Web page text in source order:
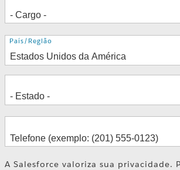
Endereço
País/Região
A Salesforce valoriza sua privacidade.